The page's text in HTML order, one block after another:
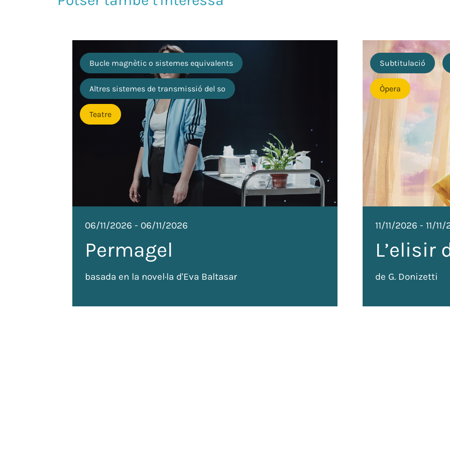
Bucle magnètic o sistemes equivalents
Altres sistemes de transmissió del so
Teatre
06/11/2026 - 06/11/2026
Permagel
basada en la novel·la d'Eva Baltasar
Subtitulació
Òpera
11/11/2026 - 11/
L’elisir
de G. Donizetti